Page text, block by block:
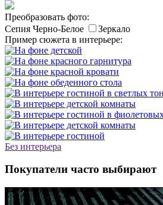
Преобразовать фото:
Сепия Черно-Белое
Зеркало
Пример сюжета в интерьере:
Без интерьера
Покупатели часто выбирают